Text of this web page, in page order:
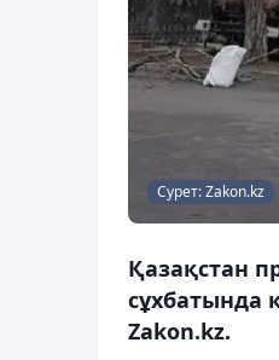
Сурет: Zakon.kz
Қазақстан
сұхбатында
Zakon.kz.